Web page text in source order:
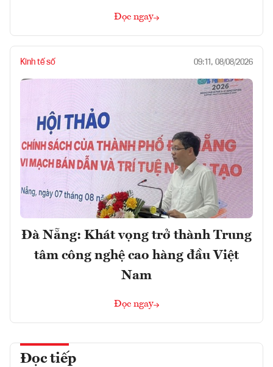
Đọc ngay
Kinh tế số 09:11, 08/08/2026
Đà Nẵng: Khát vọng trở thành Trung
tâm công nghệ cao hàng đầu Việt
Nam
Đọc ngay
Đọc tiếp